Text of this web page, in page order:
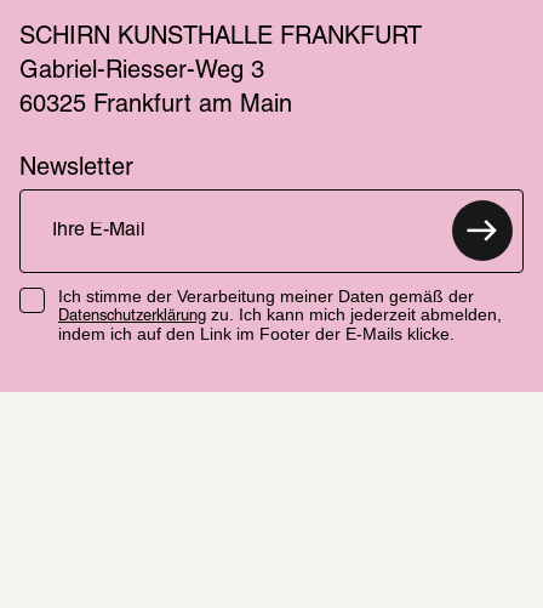
SCHIRN KUNSTHALLE FRANKFURT
Gabriel-Riesser-Weg 3
60325 Frankfurt am Main
Newsletter
Ich stimme der Verarbeitung meiner Daten gemäß der
Datenschutzerklärung zu. Ich kann mich jederzeit abmelden,
indem ich auf den Link im Footer der E-Mails klicke.